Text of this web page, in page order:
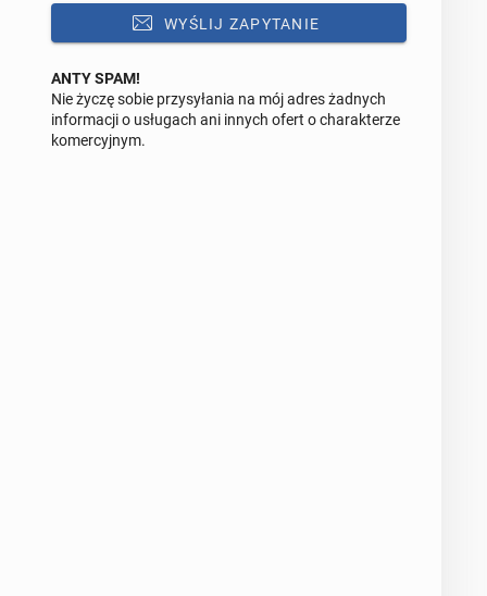
WYŚLIJ ZAPYTANIE
Odpowiedz na ofertę tego ogłoszenia
ANTY SPAM!
Nie życzę sobie przysyłania na mój adres żadnych
informacji o usługach ani innych ofert o charakterze
komercyjnym.